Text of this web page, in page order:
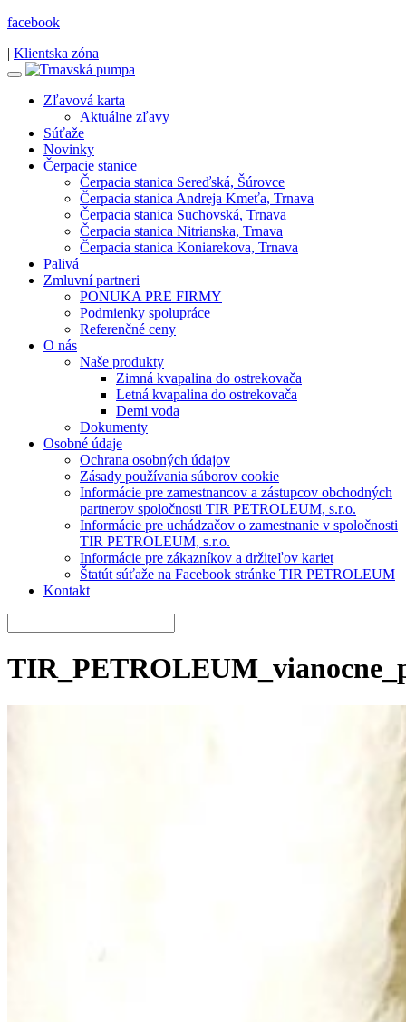
facebook
| Klientska zóna
Zľavová karta
Aktuálne zľavy
Súťaže
Novinky
Čerpacie stanice
Čerpacia stanica Sereďská, Šúrovce
Čerpacia stanica Andreja Kmeťa, Trnava
Čerpacia stanica Suchovská, Trnava
Čerpacia stanica Nitrianska, Trnava
Čerpacia stanica Koniarekova, Trnava
Palivá
Zmluvní partneri
PONUKA PRE FIRMY
Podmienky spolupráce
Referenčné ceny
O nás
Naše produkty
Zimná kvapalina do ostrekovača
Letná kvapalina do ostrekovača
Demi voda
Dokumenty
Osobné údaje
Ochrana osobných údajov
Zásady používania súborov cookie
Informácie pre zamestnancov a zástupcov obchodných
partnerov spoločnosti TIR PETROLEUM, s.r.o.
Informácie pre uchádzačov o zamestnanie v spoločnosti
TIR PETROLEUM, s.r.o.
Informácie pre zákazníkov a držiteľov kariet
Štatút súťaže na Facebook stránke TIR PETROLEUM
Kontakt